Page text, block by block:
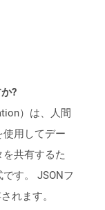
?
）は、人間
用してデー
共有するた
す。 JSONフ
れます。